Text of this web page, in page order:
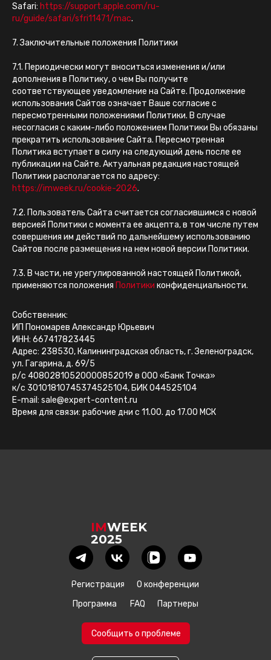
Safari: https://support.apple.com/ru-
ru/guide/safari/sfri11471/mac.
7. Заключительные положения Политики
7.1. Периодически могут вноситься изменения и/или
дополнения в Политику, о чем Вы получите
соответствующее уведомление на Сайте. Продолжение
использования Сайтов означает Ваше согласие с
пересмотренными положениями Политики. В случае
несогласия с каким-либо положением Политики Вы обязаны
прекратить использование Сайта. Пересмотренная
Политика вступает в силу на следующий день после ее
публикации на Сайте. Актуальная редакция настоящей
Политики располагается по адресу:
https://imweek.ru/cookie-2026.
7.2. Пользователь Сайта считается согласившимся с новой
версией Политики с момента ее акцепта, в том числе путем
совершения им действий по дальнейшему использованию
Сайтов после размещения на нем новой версии Политики.
7.3. В части, не урегулированной настоящей Политикой,
применяются положения Политики конфиденциальности.
Собственник:
ИП Пономарев Александр Юрьевич
ИНН: 667417823445
Адрес: 238530, Калининградская область, г. Зеленоградск,
ул. Гагарина, д. 69/5
р/с 40802810520000852019 в ООО «Банк Точка»
к/с 30101810745374525104, БИК 044525104
E-mail: sale@expert-content.ru
Время для связи: рабочие дни с 11.00. до 17.00 МСК
Сообщить о проблеме
IMWEEK
2025
Партнеры
FAQ
О конференции
Регистрация
Программа
Ковалёва, эксперт по экспертному контенту:услуги,блог по экспертному